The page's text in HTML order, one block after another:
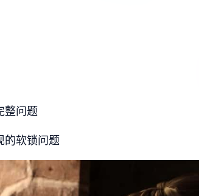
整问题
的软锁问题